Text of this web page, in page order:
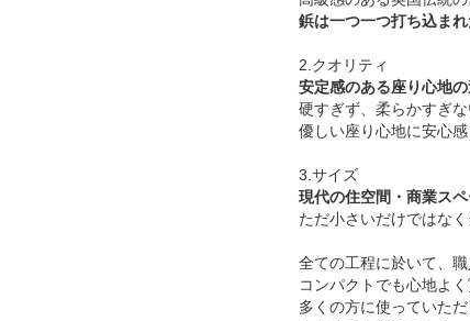
鋲は一つ一つ打ち込まれ
2.クオリティ
安定感のある座り心地
硬すぎず、柔らかすぎ
優しい座り心地に安心感
3.サイズ
現代の住空間・商業ス
ただ小さいだけではな
全ての工程に於いて、
コンパクトでも心地よ
多くの方に使っていた